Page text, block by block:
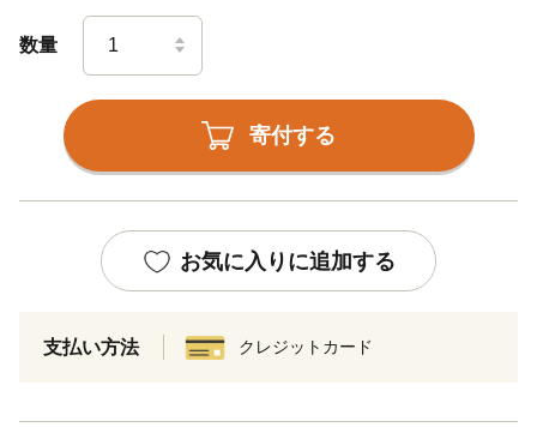
数量
寄付する
お気に入りに追加する
支払い方法 クレジットカード